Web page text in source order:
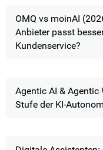
OMQ vs moinAI
Anbieter passt
Kundenservice?
Agentic AI &
Stufe der KI-